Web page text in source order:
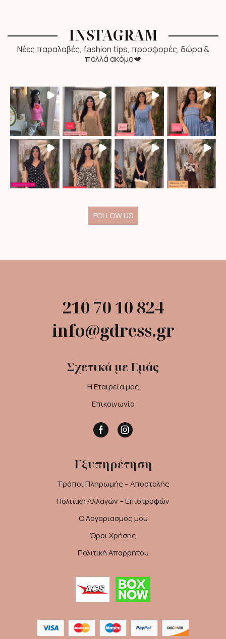
INSTAGRAM
Νέες παραλαβές, fashion tips, προσφορές, δώρα &
πολλά ακόμα💋
FOLLOW US
210 70 10 824
info@gdress.gr
Σχετικά με Εμάς
Η Εταιρεία μας
Επικοινωνία
FacebookInstagram
Εξυπηρέτηση
Τρόποι Πληρωμής – Αποστολής
Πολιτική Αλλαγών – Επιστροφών
Ο Λογαριασμός μου
Όροι Χρήσης
Πολιτική Απορρήτου